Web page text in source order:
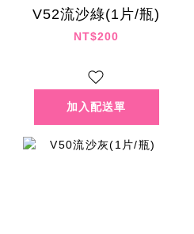
V52流沙綠(1片/瓶)
NT$200